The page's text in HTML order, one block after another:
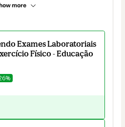
more
Exames Laboratoriais
Físico - Educação